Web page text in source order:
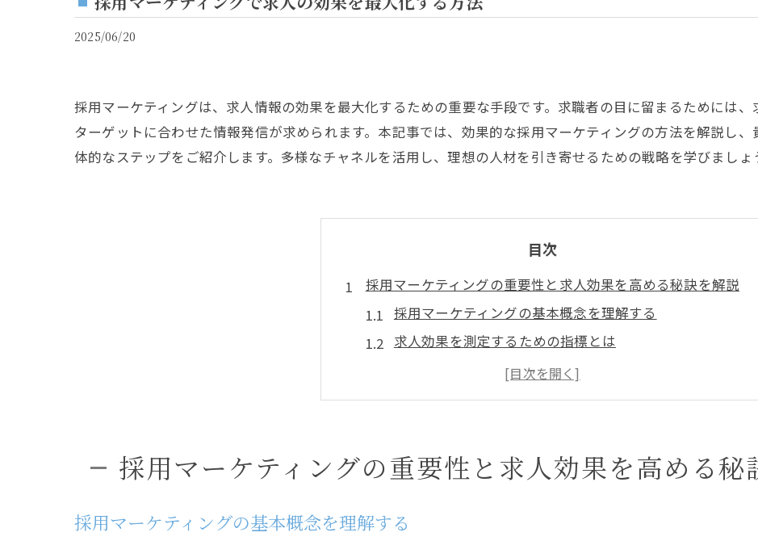
2025/06/20
採用マーケティングは、求人情報の効果を最大化するための重要な手段です。求職者の目に留まるためには
ターゲットに合わせた情報発信が求められます。本記事では、効果的な採用マーケティングの方法を解説し
体的なステップをご紹介します。多様なチャネルを活用し、理想の人材を引き寄せるための戦略を学びましょ
目次
採用マーケティングの重要性と求人効果を高める秘訣を解説
採用マーケティングの基本概念を理解する
求人効果を測定するための指標とは
マーケティング戦略と人材採用の相乗効果
採用マーケティングが企業文化に与える影響
成功事例から学ぶ実践的なアプローチ
求人情報の効果を最大化する採用マーケティング戦略とは
採用マーケティングの重要性と求人効果を高める秘
採用マーケティングの基本概念を理解する